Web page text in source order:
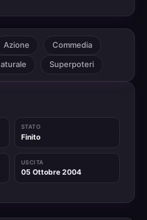
Azione
Commedia
Superpoteri
STATO
Finito
USCITA
05 Ottobre 2004